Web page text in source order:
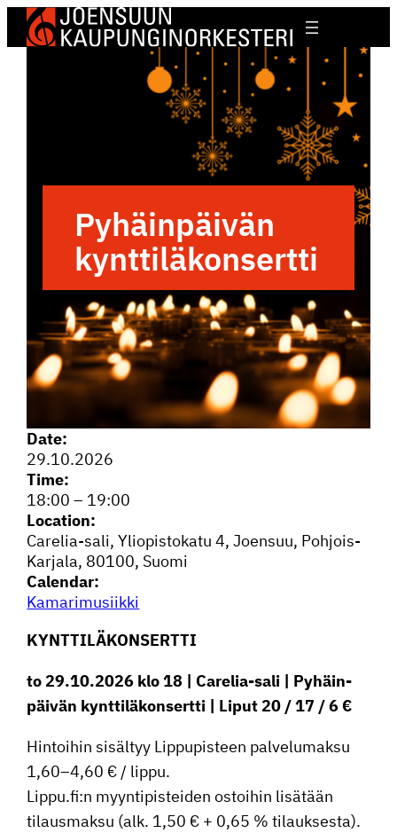
Pyhäin­päivän
kynttiläkonsertti
Date:
29.10.2026
Time:
18:00 – 19:00
Location:
Carelia-sali, Yliopis­to­katu 4, Joensuu, Pohjois-
Karjala, 80100, Suomi
Calendar:
Kamari­musiikki
KYNTTI­LÄ­KON­SERTTI
to 29.10.2026 klo 18 | Carelia-sali | Pyhäin­
päivän kyntti­lä­kon­sertti | Liput 20 / 17 / 6 €
Hintoihin sisältyy Lippu­pis­teen palve­lu­maksu
1,60–4,60 € / lippu.
Lippu.fi:n myynti­pis­teiden ostoihin lisätään
tilaus­maksu (alk. 1,50 € + 0,65 % tilauksesta).